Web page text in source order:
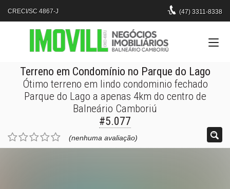
CRECI/SC 4867-J (47) 3311-8338
Terreno em Condomínio no Parque do Lago
Ótimo terreno em lindo condominio fechado
Parque do Lago a apenas 4km do centro de
Balneário Camboriú
#5.077
(nenhuma avaliação)